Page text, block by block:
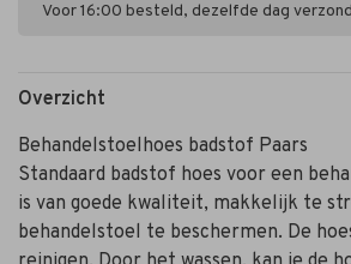
Voor 16:00 besteld, dezelfde dag
Overzicht
Behandelstoelhoes badstof Paars
Standaard badstof hoes voor een
is van goede kwaliteit, makkelijk te
behandelstoel te beschermen. De